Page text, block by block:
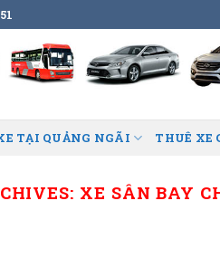
TẠI QUẢNG NGÃI THUÊ XE
XE SÂN BAY